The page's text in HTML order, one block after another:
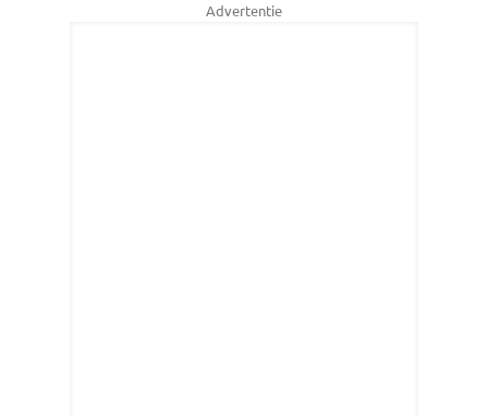
Advertentie